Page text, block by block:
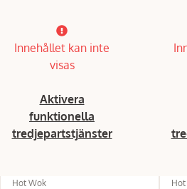
Innehållet kan inte
visas
Aktivera
funktionella
tredjepartstjänster
Hot Wok